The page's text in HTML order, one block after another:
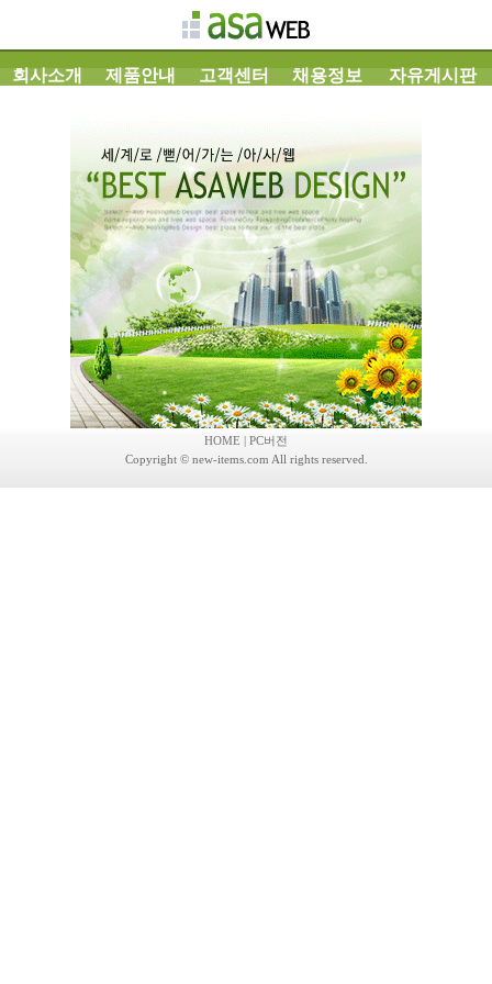
회사소개 제품안내 고객센터 채용정보 자유게시판
HOME | PC버전
Copyright © new-items.com All rights reserved.